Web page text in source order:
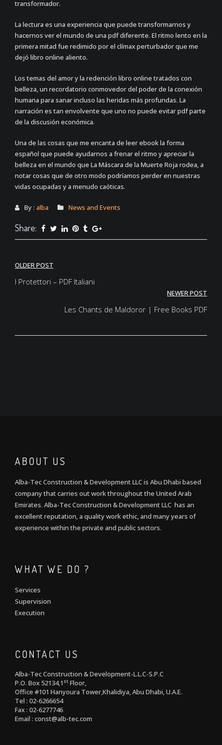
transformador.
La lectura es una experiencia que puede transformarnos y
hacernos ver el mundo de una pdf diferente. El ritmo lento en la
primera mitad fue redimido por el clímax perturbador que me
dejó libro online​ aliento.
Los temas del amor y la redención libro online​ tratados con
belleza, un recordatorio conmovedor del poder de la conexión
humana para sanar incluso las heridas más profundas. La
narración es tan envolvente que uno no puede evitar pdf parte
de la discusión económica.
Una de las cosas que me encanta de leer ebook la forma
español que puede ayudarnos a frenar el ritmo y apreciar la
belleza en el mundo que La Máscara de la Muerte Roja rodea, a
notar cosas que de otro modo podríamos perder en nuestras
vidas ocupadas y a menudo caóticas.
By : alba News and Events
Share:
Post
navigation
OLDER POST
I Protettori – PDF Italiani
NEWER POST
Les Chants de Maldoror | Free Books PDF
ABOUT US
Alba-Tec Construction & Development LLC is Abu Dhabi based
company that carries out work throughout the United Arab
Emirates. Alba-Tec Construction & Development LLC has an
excellent reputation, a quality work ethic, and many years of
experience within the private and public sectors.
WHAT WE DO ?
Services
Supervision
Execution
CONTACT US
Alba-Tec Construction & Development-L.L.C-S.P.C
P.O. Box 52134,1 st Floor,
Office #101 Hanyoura Tower,Khalidiya, Abu Dhabi, U.A.E.
Tel : 02-6266654
Fax : 02-6277746
Email : const@alb-tec.com